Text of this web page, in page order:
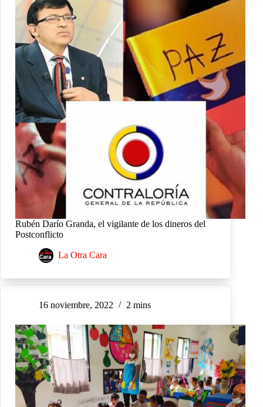
Rubén Darío Granda, el vigilante de los dineros del
Postconflicto
La Otra Cara
16 noviembre, 2022 2 mins